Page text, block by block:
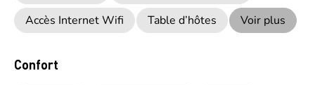
Accès Internet Wifi
Table d’hôtes Voir plus
Confort